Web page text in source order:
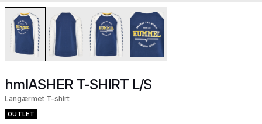
hmlASHER T-SHIRT L/S
Langærmet T-shirt
OUTLET